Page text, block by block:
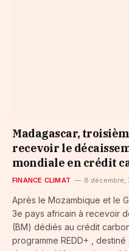
Madagascar,
recevoir le
mondiale en crédit
FINANCE CLIMAT 8 décembre,
Après le Mozambique et le
3e pays africain à recevoir
(BM) dédiés au crédit
programme REDD+ ,